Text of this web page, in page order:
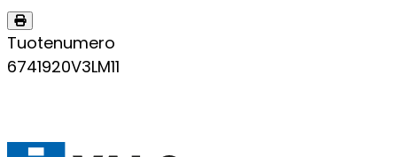
Tuotenumero
6741920V3LM11